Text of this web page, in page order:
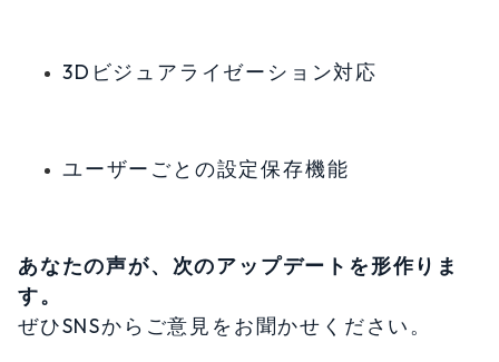
3Dビジュアライゼーション対応
ユーザーごとの設定保存機能
あなたの声が、次のアップデートを形作りま
す。
ぜひSNSからご意見をお聞かせください。